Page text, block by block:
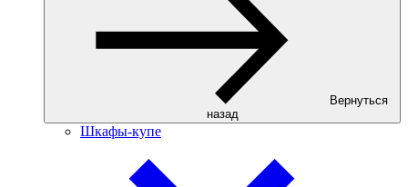
Вернуться
назад
Шкафы-купе